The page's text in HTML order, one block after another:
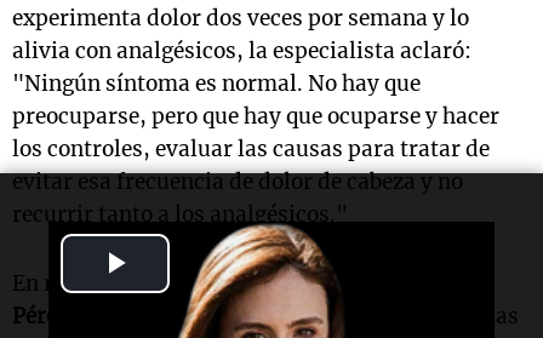
Play
Video
experimenta dolor dos veces por semana y lo
alivia con analgésicos, la especialista aclaró:
"Ningún síntoma es normal. No hay que
preocuparse, pero que hay que ocuparse y hacer
los controles, evaluar las causas para tratar de
evitar esa frecuencia de dolor de cabeza y no
recurrir tanto a los analgésicos."
En relación a un posible componente
Pérez Maure
confirmó: "Sí hay casos de migrañas